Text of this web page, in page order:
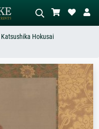
Décrivez la scène – ex. prairie verte,
abstrait avec beaucoup de rouge,
tableau sombre, nu debout près d'un
Katsushika Hokusai